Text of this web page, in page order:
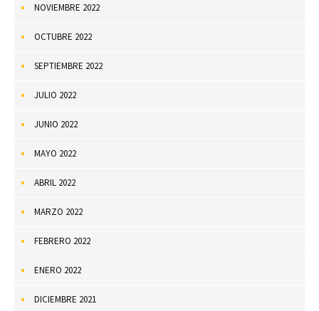
NOVIEMBRE 2022
OCTUBRE 2022
SEPTIEMBRE 2022
JULIO 2022
JUNIO 2022
MAYO 2022
ABRIL 2022
MARZO 2022
FEBRERO 2022
ENERO 2022
DICIEMBRE 2021